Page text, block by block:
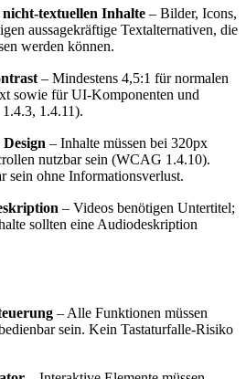
textuellen Inhalte – Bilder, Icons,
aussagekräftige Textalternativen, die
werden können.
– Mindestens 4,5:1 für normalen
sowie für UI-Komponenten und
1.4.11).
– Inhalte müssen bei 320px
nutzbar sein (WCAG 1.4.10).
sein ohne Informationsverlust.
– Videos benötigen Untertitel;
sollten eine Audiodeskription
– Alle Funktionen müssen
sein. Kein Tastaturfalle-Risiko